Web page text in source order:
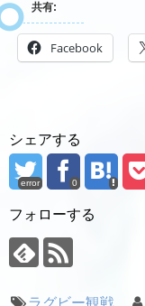
共有:
Facebook
シェアする
error 0
フォローする